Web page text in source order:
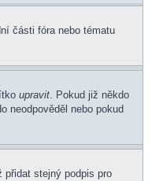
části fóra nebo tématu
upravit. Pokud již někdo
neodpověděl nebo pokud
přidat stejný podpis pro